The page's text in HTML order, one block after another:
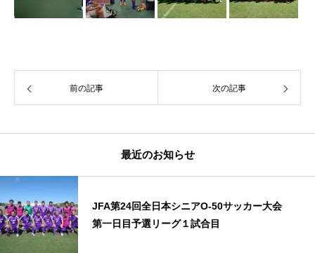
前の記事 次の記事
最近のお知らせ
JFA第24回全日本シニアO-50サッカー大会
第一日目予選リーグ１試合目